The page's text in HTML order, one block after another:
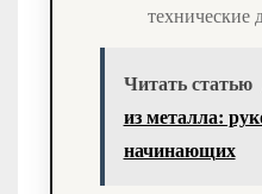
технические
Читать статью
из металла:
начинающих